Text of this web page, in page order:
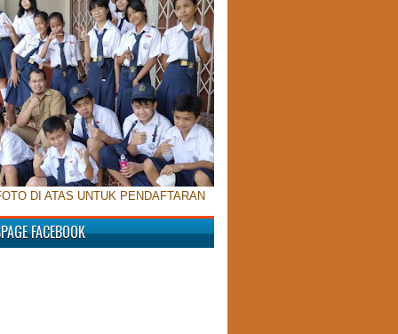
DI ATAS UNTUK PENDAFTARAN
FACEBOOK